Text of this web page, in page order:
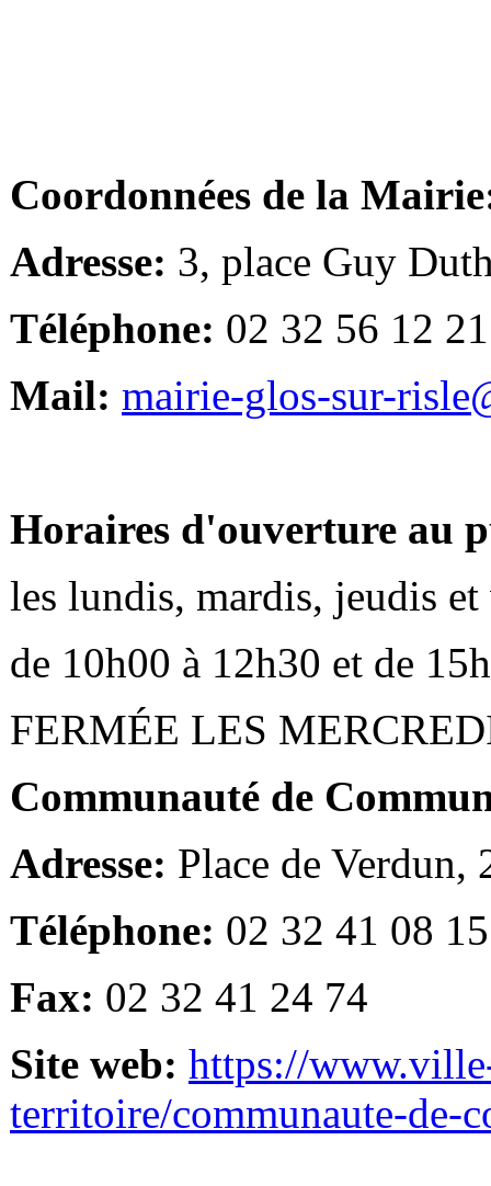
Coordonnées de la
Adresse: 3, place Guy
Téléphone: 02 32 56 12 21
Mail: mairie-glos-sur-
Horaires d'ouverture au
les lundis, mardis, jeudis et
de 10h00 à 12h30 et de
FERMÉE LES
Communauté de
Adresse: Place de Verdun,
Téléphone: 02 32 41 08 15
Fax: 02 32 41 24 74
Site web: https://
territoire/communaute-de-